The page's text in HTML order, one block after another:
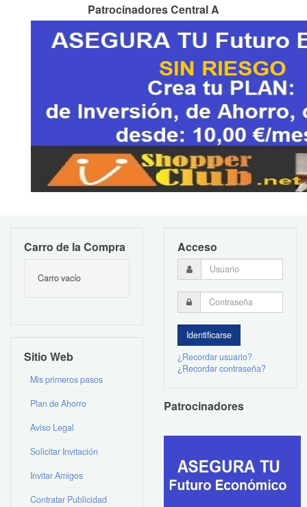
Patrocinadores Central A
Carro de la Compra
Carro vacío
Sitio Web
Mis primeros pasos
Plan de Ahorro
Aviso Legal
Solicitar Invitación
Invitar Amigos
Contratar Publicidad
Acceso
¿Recordar usuario?
¿Recordar contraseña?
Patrocinadores